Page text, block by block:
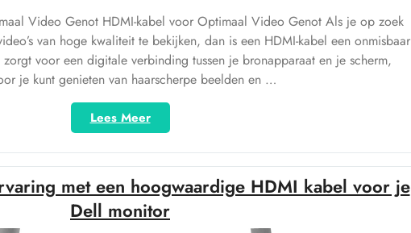
Video Genot HDMI-kabel voor Optimaal Video Genot Als je op zoek
van hoge kwaliteit te bekijken, dan is een HDMI-kabel een onmisbaar
zorgt voor een digitale verbinding tussen je bronapparaat en je scherm,
je kunt genieten van haarscherpe beelden en …
Lees Meer“Optimaal
Video
Genot
met
de
Juiste
HDMI-
met een hoogwaardige HDMI kabel voor je
Dell monitor